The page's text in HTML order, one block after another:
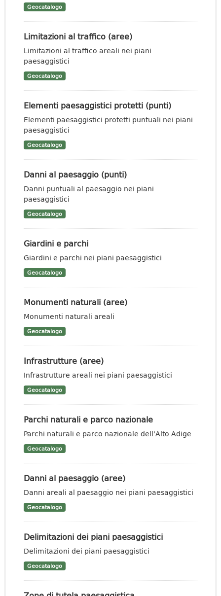
Geocatalogo
Limitazioni al traffico (aree)
Limitazioni al traffico areali nei piani
paesaggistici
Geocatalogo
Elementi paesaggistici protetti (punti)
Elementi paesaggistici protetti puntuali nei piani
paesaggistici
Geocatalogo
Danni al paesaggio (punti)
Danni puntuali al paesaggio nei piani
paesaggistici
Geocatalogo
Giardini e parchi
Giardini e parchi nei piani paesaggistici
Geocatalogo
Monumenti naturali (aree)
Monumenti naturali areali
Geocatalogo
Infrastrutture (aree)
Infrastrutture areali nei piani paesaggistici
Geocatalogo
Parchi naturali e parco nazionale
Parchi naturali e parco nazionale dell'Alto Adige
Geocatalogo
Danni al paesaggio (aree)
Danni areali al paesaggio nei piani paesaggistici
Geocatalogo
Delimitazioni dei piani paesaggistici
Delimitazioni dei piani paesaggistici
Geocatalogo